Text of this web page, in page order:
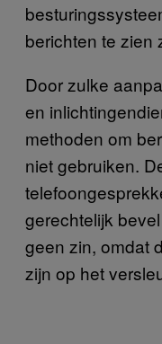
berichten te zien
Door zulke
en
methoden om
niet gebruiken.
gerechtelijk
geen zin, omdat
zijn op het